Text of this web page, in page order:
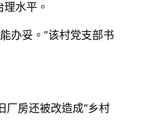
水平。
办妥。”该村党支部书
厂房还被改造成“乡村